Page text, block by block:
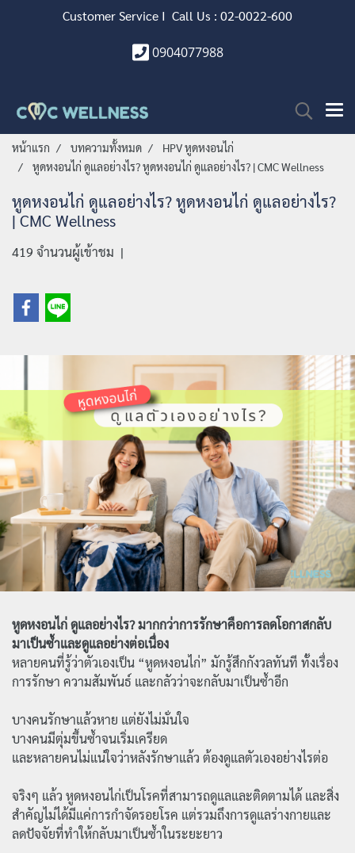
Customer Service I Call Us : 02-0022-600
0904077988
หน้าแรก บทความทั้งหมด
HPV หูดหงอนไก่
หูดหงอนไก่ ดูแลอย่างไร? หูดหงอนไก่ ดูแลอย่างไร? | CMC Wellness
หูดหงอนไก่ ดูแลอย่างไร? หูดหงอนไก่ ดูแลอย่างไร?
| CMC Wellness
419 จำนวนผู้เข้าชม |
หูดหงอนไก่ ดูแลอย่างไร? มากกว่าการรักษาคือการลดโอกาสกลับ
มาเป็นซ้ำและดูแลอย่างต่อเนื่อง
หลายคนที่รู้ว่าตัวเองเป็น “หูดหงอนไก่” มักรู้สึกกังวลทันที ทั้งเรื่อง
การรักษา ความสัมพันธ์ และกลัวว่าจะกลับมาเป็นซ้ำอีก
บางคนรักษาแล้วหาย แต่ยังไม่มั่นใจ
บางคนมีตุ่มขึ้นซ้ำจนเริ่มเครียด
และหลายคนไม่แน่ใจว่าหลังรักษาแล้ว ต้องดูแลตัวเองอย่างไรต่อ
จริงๆ แล้ว หูดหงอนไก่เป็นโรคที่สามารถดูแลและติดตามได้ และสิ่ง
สำคัญไม่ได้มีแค่การกำจัดรอยโรค แต่รวมถึงการดูแลร่างกายและ
ลดปัจจัยที่ทำให้กลับมาเป็นซ้ำในระยะยาว